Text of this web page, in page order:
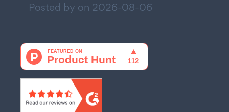
Posted by on 2026-08-06